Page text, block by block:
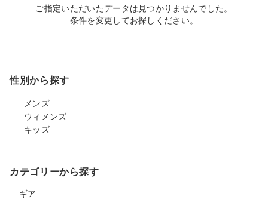
ご指定いただいたデータは見つかりませんでした。
条件を変更してお探しください。
性別から探す
メンズ
ウィメンズ
キッズ
カテゴリーから探す
ギア